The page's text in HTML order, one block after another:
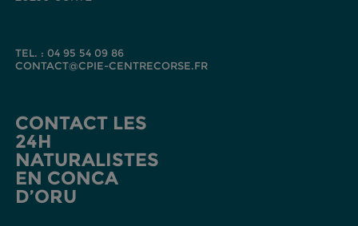
TEL. : 04 95 54 09 86
CONTACT@CPIE-CENTRECORSE.FR
CONTACT LES
24H
NATURALISTES
EN CONCA
D’ORU